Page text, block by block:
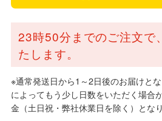
23時50分までのご注文で
たします。
※通常発送日から1～2日後のお届けと
によってもう少し日数をいただく場合
金（土日祝・弊社休業日を除く）となり